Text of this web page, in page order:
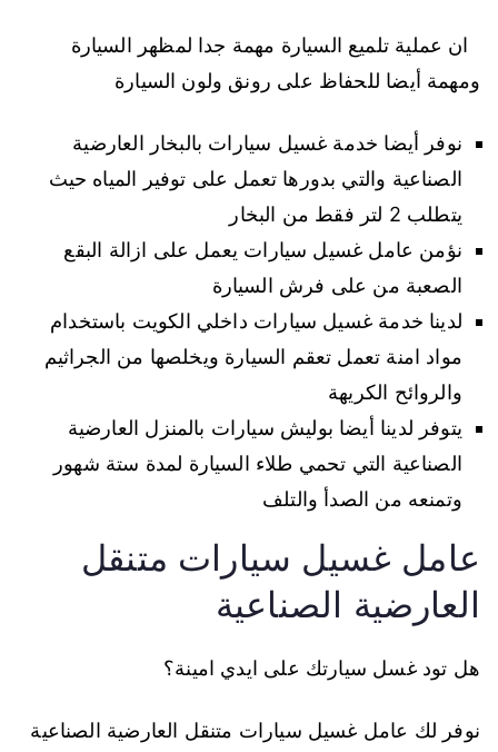
ان عملية تلميع السيارة مهمة جدا لمظهر السيارة
ومهمة أيضا للحفاظ على رونق ولون السيارة
نوفر أيضا خدمة غسيل سيارات بالبخار العارضية
الصناعية والتي بدورها تعمل على توفير المياه حيث
يتطلب 2 لتر فقط من البخار
نؤمن عامل غسيل سيارات يعمل على ازالة البقع
الصعبة من على فرش السيارة
لدينا خدمة غسيل سيارات داخلي الكويت باستخدام
مواد امنة تعمل تعقم السيارة ويخلصها من الجراثيم
والروائح الكريهة
يتوفر لدينا أيضا بوليش سيارات بالمنزل العارضية
الصناعية التي تحمي طلاء السيارة لمدة ستة شهور
وتمنعه من الصدأ والتلف
عامل غسيل سيارات متنقل
العارضية الصناعية
هل تود غسل سيارتك على ايدي امينة؟
نوفر لك عامل غسيل سيارات متنقل العارضية الصناعية